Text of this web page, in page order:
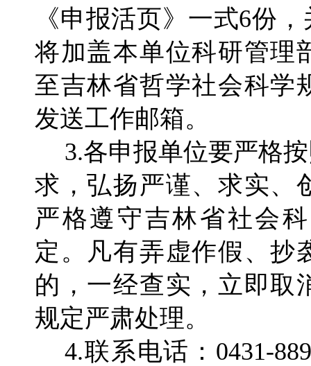
《申报活页》一式6份
将加盖本单位科研管理
至吉林省哲学社会科学
发送工作邮箱。
3.各申报单位要严格
求，弘扬严谨、求实、
严格遵守吉林省社会
定。凡有弄虚作假、抄
的，一经查实，立即取
规定严肃处理。
4.联系电话：0431-